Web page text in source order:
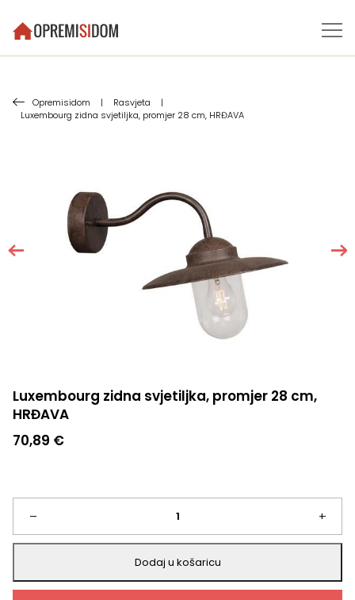
Opremisidom | Rasvjeta
|
Luxembourg zidna svjetiljka, promjer 28 cm, HRĐAVA
Luxembourg zidna svjetiljka, promjer 28 cm,
HRĐAVA
70,89 €
–
Luxembourg
zidna
svjetiljka,
+
Dodaj u košaricu